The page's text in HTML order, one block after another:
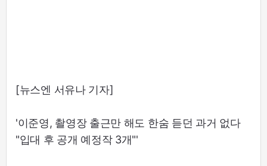
[뉴스엔 서유나 기자]
'이준영, 촬영장 출근만 해도 한숨 듣던 과거 없다
"입대 후 공개 예정작 3개"'